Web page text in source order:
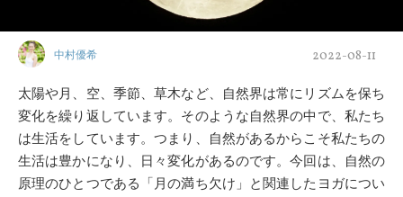
中村優希 2022-08-11
太陽や月、空、季節、草木など、自然界は常にリズムを保ち
変化を繰り返しています。そのような自然界の中で、私たち
は生活をしています。つまり、自然があるからこそ私たちの
生活は豊かになり、日々変化があるのです。今回は、自然の
原理のひとつである「月の満ち欠け」と関連したヨガについ